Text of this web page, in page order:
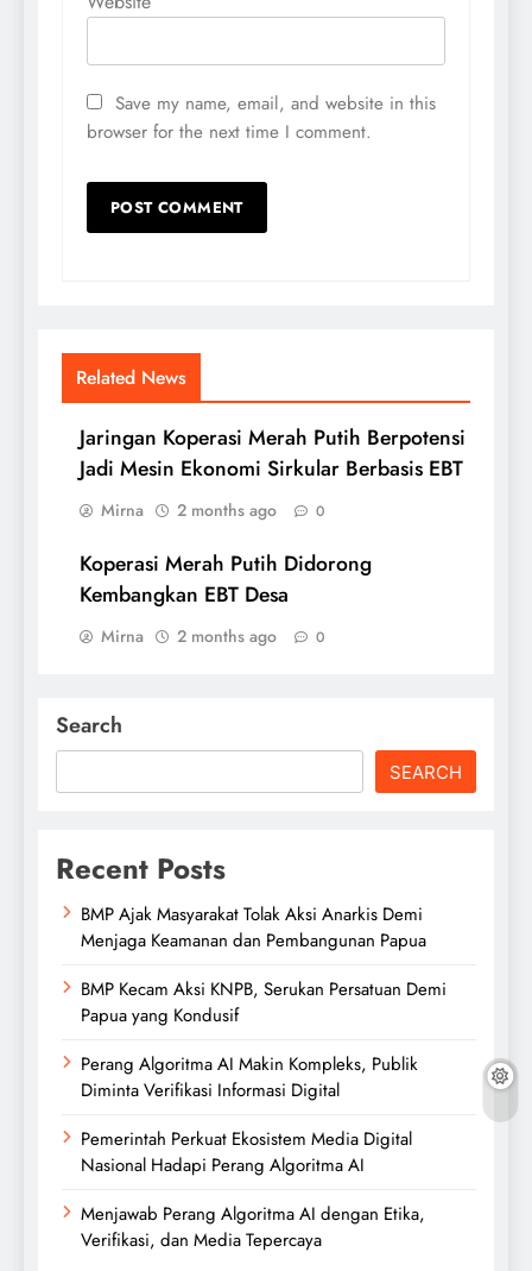
Save my name, email, and website in this
browser for the next time I comment.
Related News
Jaringan Koperasi Merah Putih Berpotensi
Jadi Mesin Ekonomi Sirkular Berbasis EBT
Mirna 2 months ago 0
Koperasi Merah Putih Didorong
Kembangkan EBT Desa
Mirna 2 months ago 0
Search
SEARCH
Recent Posts
BMP Ajak Masyarakat Tolak Aksi Anarkis Demi
Menjaga Keamanan dan Pembangunan Papua
BMP Kecam Aksi KNPB, Serukan Persatuan Demi
Papua yang Kondusif
Perang Algoritma AI Makin Kompleks, Publik
Diminta Verifikasi Informasi Digital
Pemerintah Perkuat Ekosistem Media Digital
Nasional Hadapi Perang Algoritma AI
Menjawab Perang Algoritma AI dengan Etika,
Verifikasi, dan Media Tepercaya